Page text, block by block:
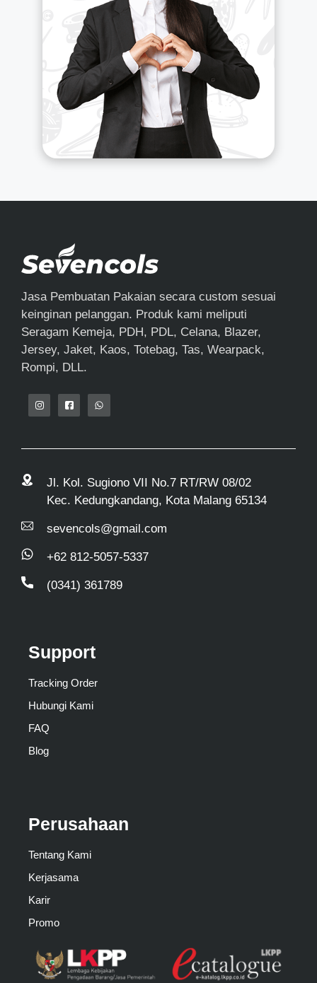
Jasa Pembuatan Pakaian secara custom sesuai
keinginan pelanggan. Produk kami meliputi
Seragam Kemeja, PDH, PDL, Celana, Blazer,
Jersey, Jaket, Kaos, Totebag, Tas, Wearpack,
Rompi, DLL.
Jl. Kol. Sugiono VII No.7 RT/RW 08/02
Kec. Kedungkandang, Kota Malang 65134
sevencols@gmail.com
+62 812-5057-5337
(0341) 361789
Support
Tracking Order
Hubungi Kami
FAQ
Blog
Perusahaan
Tentang Kami
Kerjasama
Karir
Promo